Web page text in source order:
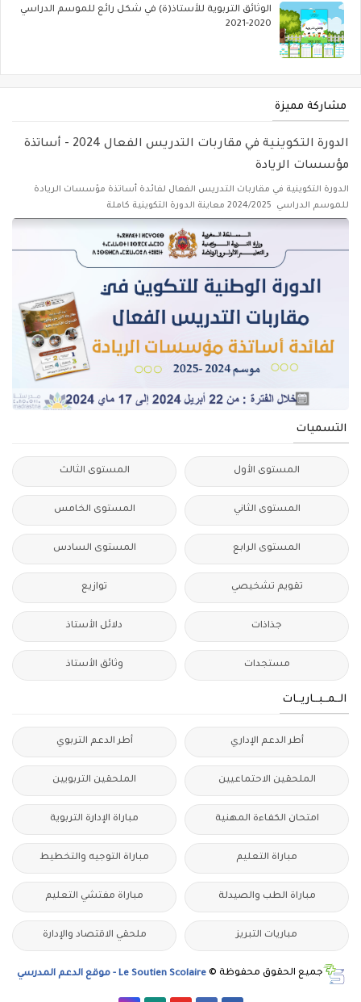
الوثائق التربوية للأستاذ(ة) في شكل رائع للموسم الدراسي
2020-2021
مشاركة مميزة
الدورة التكوينية في مقاربات التدريس الفعال 2024 - أساتذة
مؤسسات الريادة
الدورة التكوينية في مقاربات التدريس الفعال لفائدة أساتذة مؤسسات الريادة
للموسم الدراسي 2024/2025 معاينة الدورة التكوينية كاملة
التسميات
المستوى الأول المستوى الثالث
المستوى الثاني المستوى الخامس
المستوى الرابع المستوى السادس
تقويم تشخيصي توازيع
جذاذات دلائل الأستاذ
مستجدات وثائق الأستاذ
الــمــبــاريــات
أطر الدعم الإداري أطر الدعم التربوي
الملحقين الاحتماعيين الملحقين التربويين
امتحان الكفاءة المهنية مباراة الإدارة التربوية
مباراة التعليم مباراة التوجيه والتخطيط
مباراة الطب والصيدلة مباراة مفتشي التعليم
مباريات التبريز ملحقي الاقتصاد والإدارة
جميع الحقوق محفوظة © Le Soutien Scolaire - موقع الدعم المدرسي